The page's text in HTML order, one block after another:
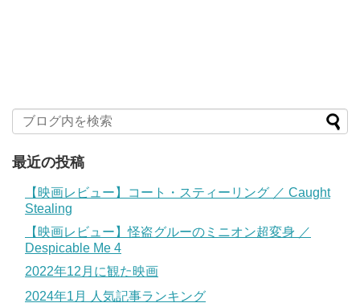
最近の投稿
【映画レビュー】コート・スティーリング ／ Caught
Stealing
【映画レビュー】怪盗グルーのミニオン超変身 ／
Despicable Me 4
2022年12月に観た映画
2024年1月 人気記事ランキング